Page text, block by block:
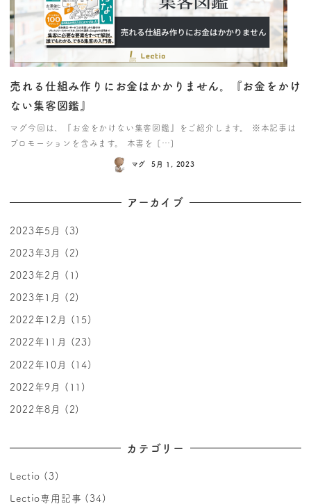
売れる仕組み作りにお金はかかりません。『お金をかけ
ない集客図鑑』
マグ今回は、『お金をかけない集客図鑑』をご紹介します。 ※本記事は
プロモーションを含みます。 本書を […]
マグ 5月 1, 2023
アーカイブ
2023年5月 (3)
2023年3月 (2)
2023年2月 (1)
2023年1月 (2)
2022年12月 (15)
2022年11月 (23)
2022年10月 (14)
2022年9月 (11)
2022年8月 (2)
カテゴリー
Lectio (3)
Lectio専用記事 (34)